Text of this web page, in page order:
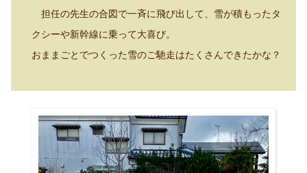
担任の先生の合図で一斉に飛び出して、雪が積もったタ
クシーや新幹線に乗って大喜び。
おままごとでつくった雪のご馳走はたくさんできたかな？